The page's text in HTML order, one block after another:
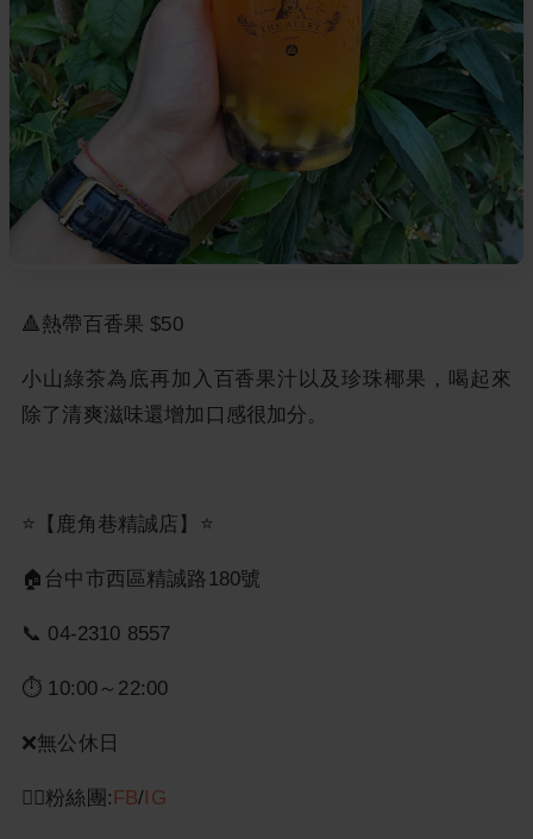
🔺熱帶百香果 $50
小山綠茶為底再加入百香果汁以及珍珠椰果，喝起來
除了清爽滋味還增加口感很加分。
⭐️【鹿角巷精誠店】⭐️
🏠台中市西區精誠路180號
📞 04-2310 8557
⏱ 10:00～22:00
❌無公休日
👉🏻粉絲團:FB/IG